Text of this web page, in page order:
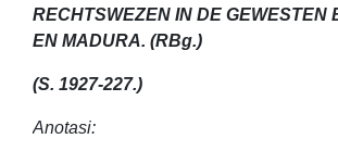
RECHTSWEZEN IN DE GEWESTEN
EN MADURA. (RBg.)
(S. 1927-227.)
Anotasi: